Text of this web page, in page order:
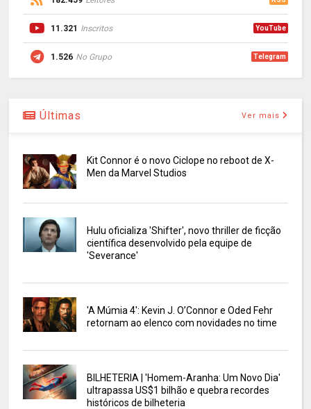
11.321 Inscritos YouTube
1.526 No Grupo Telegram
Últimas Ver mais
Kit Connor é o novo Ciclope no reboot de X-
Men da Marvel Studios
Hulu oficializa 'Shifter', novo thriller de ficção
científica desenvolvido pela equipe de
'Severance'
'A Múmia 4': Kevin J. O’Connor e Oded Fehr
retornam ao elenco com novidades no time
BILHETERIA | 'Homem-Aranha: Um Novo Dia'
ultrapassa US$1 bilhão e quebra recordes
históricos de bilheteria